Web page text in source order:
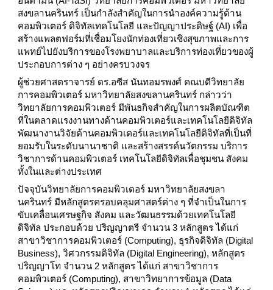
สงขลานครินทร์ เป็นกำลังสำคัญในการนำองค์ความรู้ด้าน
คอมพิวเตอร์ ดิจิทัลเทคโนโลยี และปัญญาประดิษฐ์ (AI) เพื่อ
สร้างแพลตฟอร์มที่เชื่อมโยงนักท่องเที่ยวเชิงสุขภาพและการ
แพทย์ไปยังบริการของโรงพยาบาลและบริการท่องเที่ยวของผู้
ประกอบการต่าง ๆ อย่างครบวงจร
ผู้ช่วยศาสตราจารย์ ดร.อซีส นันทอมรพงศ์ คณบดีวิทยาลัย
การคอมพิวเตอร์ มหาวิทยาลัยสงขลานครินทร์ กล่าวว่า
วิทยาลัยการคอมพิวเตอร์ มีพันธกิจสำคัญในการผลิตบัณฑิต
ที่ในตลาดแรงงานทางด้านคอมพิวเตอร์และเทคโนโลยีดิจิทัล
พัฒนางานวิจัยด้านคอมพิวเตอร์และเทคโนโลยีดิจิทัลที่เป็นที่
ยอมรับในระดับนานาชาติ และสร้างสรรค์นวัตกรรม บริการ
วิชาการด้านคอมพิวเตอร์ เทคโนโลยีดิจิทัลเพื่อชุมชน สังคม
ทั้งในและต่างประเทศ
ปัจจุบันวิทยาลัยการคอมพิวเตอร์ มหาวิทยาลัยสงขลา
นครินทร์ มีหลักสูตรครอบคลุมศาสตร์ต่าง ๆ ที่จำเป็นในการ
ขับเคลื่อนเศรษฐกิจ สังคม และวัฒนธรรมด้วยเทคโนโลยี
ดิจิทัล ประกอบด้วย ปริญญาตรี จำนวน 3 หลักสูตร ได้แก่
สาขาวิชาการคอมพิวเตอร์ (Computing), ธุรกิจดิจิทัล (Digital
Business), วิศวกรรมดิจิทัล (Digital Engineering), หลักสูตร
ปริญญาโท จำนวน 2 หลักสูตร ได้แก่ สาขาวิชาการ
คอมพิวเตอร์ (Computing), สาขาวิทยาการข้อมูล (Data